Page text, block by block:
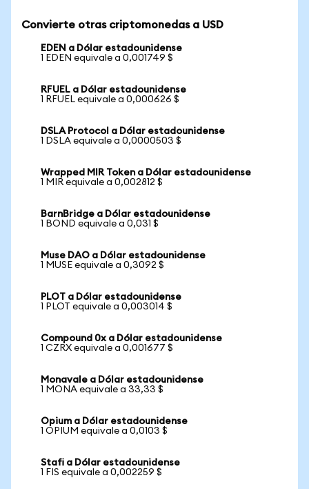
Convierte otras criptomonedas a USD
EDEN a Dólar estadounidense
1 EDEN equivale a 0,001749 $
RFUEL a Dólar estadounidense
1 RFUEL equivale a 0,000626 $
DSLA Protocol a Dólar estadounidense
1 DSLA equivale a 0,0000503 $
Wrapped MIR Token a Dólar estadounidense
1 MIR equivale a 0,002812 $
BarnBridge a Dólar estadounidense
1 BOND equivale a 0,031 $
Muse DAO a Dólar estadounidense
1 MUSE equivale a 0,3092 $
PLOT a Dólar estadounidense
1 PLOT equivale a 0,003014 $
Compound 0x a Dólar estadounidense
1 CZRX equivale a 0,001677 $
Monavale a Dólar estadounidense
1 MONA equivale a 33,33 $
Opium a Dólar estadounidense
1 OPIUM equivale a 0,0103 $
Stafi a Dólar estadounidense
1 FIS equivale a 0,002259 $